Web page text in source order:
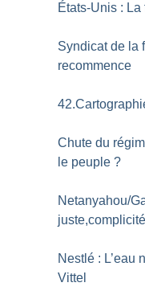
États-Unis :
Syndicat de la
recommence
Chute du
le peuple ?
Netanyahou/
Nestlé : L’eau
Vittel